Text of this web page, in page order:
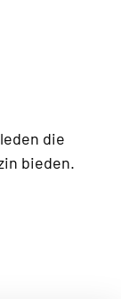
die
bieden.